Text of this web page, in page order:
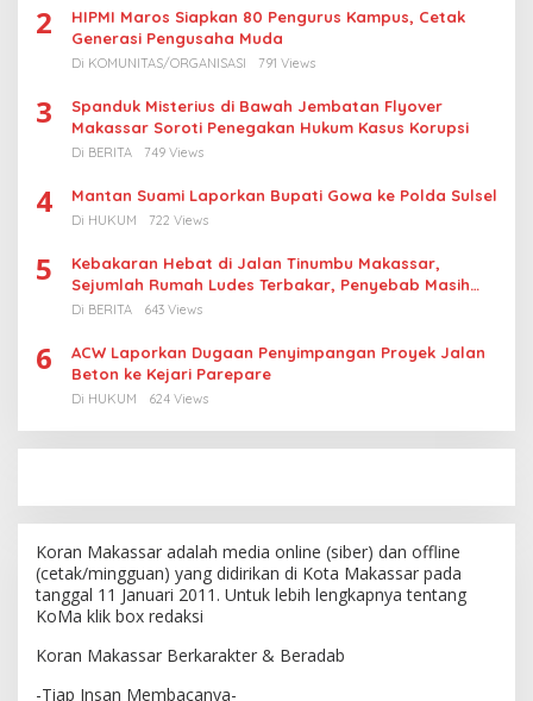
2
HIPMI Maros Siapkan 80 Pengurus Kampus, Cetak
Generasi Pengusaha Muda
Di KOMUNITAS/ORGANISASI 791 Views
3
Spanduk Misterius di Bawah Jembatan Flyover
Makassar Soroti Penegakan Hukum Kasus Korupsi
Di BERITA 749 Views
4 Mantan Suami Laporkan Bupati Gowa ke Polda Sulsel
Di HUKUM 722 Views
5
Kebakaran Hebat di Jalan Tinumbu Makassar,
Sejumlah Rumah Ludes Terbakar, Penyebab Masih
Diselidiki
Di BERITA 643 Views
6
ACW Laporkan Dugaan Penyimpangan Proyek Jalan
Beton ke Kejari Parepare
Di HUKUM 624 Views
Koran Makassar adalah media online (siber) dan offline
(cetak/mingguan) yang didirikan di Kota Makassar pada
tanggal 11 Januari 2011. Untuk lebih lengkapnya tentang
KoMa klik box redaksi
Koran Makassar Berkarakter & Beradab
-Tiap Insan Membacanya-